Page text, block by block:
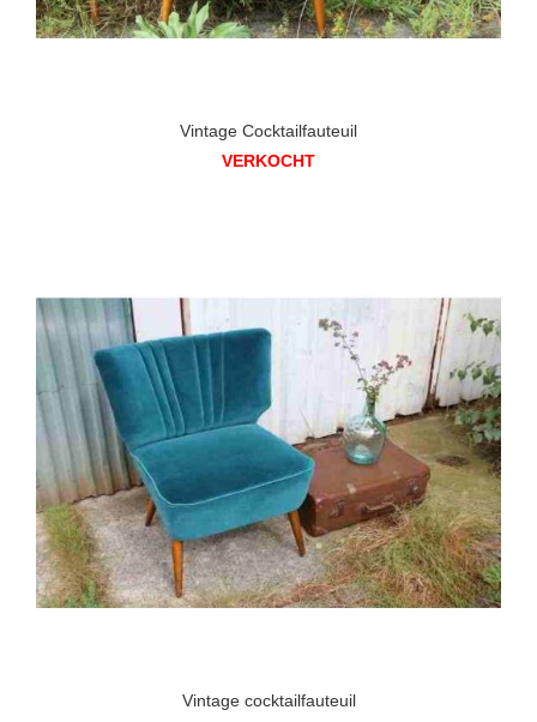
Vintage Cocktailfauteuil
VERKOCHT
Vintage cocktailfauteuil